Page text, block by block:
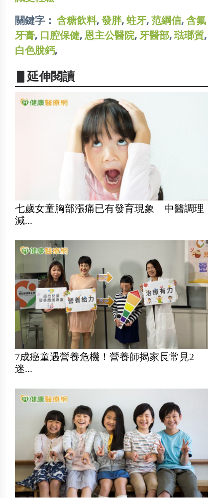
關鍵字： 含糖飲料, 發胖, 蛀牙, 范綱信, 含氟
牙膏, 口腔保健, 恩主公醫院, 牙醫部, 琺瑯質,
白色脫鈣,
▋延伸閱讀
七歲女童胸部漲痛已有發育現象 中醫調理
減...
7成癌童遇營養危機！營養師揭家長常見2
迷...